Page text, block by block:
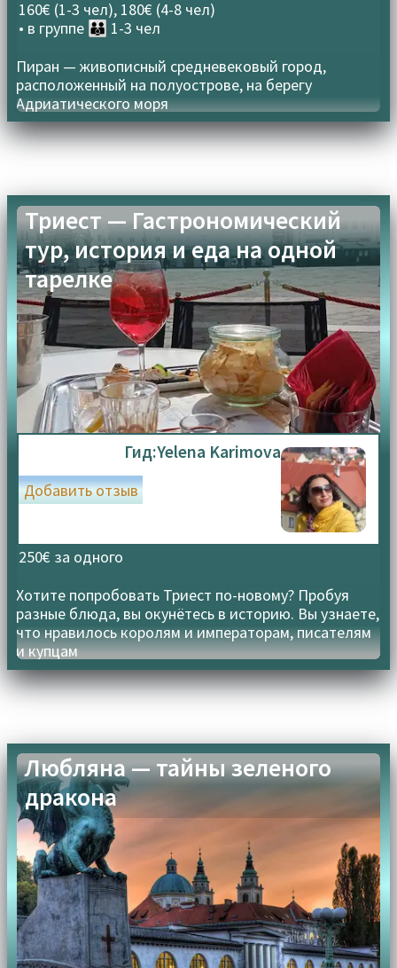
160€ (1-3 чел), 180€ (4-8 чел)
• в группе 👪 1-3 чел
Пиран — живописный средневековый город,
расположенный на полуострове, на берегу
Адриатического моря
Триест — Гастрономический
тур, история и еда на одной
тарелке
Гид:Yelena Karimova
250€ за одного
Добавить отзыв
Хотите попробовать Триест по-новому? Пробуя
разные блюда, вы окунётесь в историю. Вы узнаете,
что нравилось королям и императорам, писателям
и купцам
Любляна — тайны зеленого
дракона